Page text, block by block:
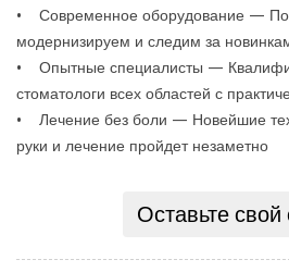
• Современное оборудование —
модернизируем и следим за
• Опытные специалисты —
стоматологи всех областей с
• Лечение без боли — Новейшие
руки и лечение пройдет незаметно
Оставьте свой